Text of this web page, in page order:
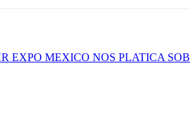
EXPO MEXICO NOS PLATICA